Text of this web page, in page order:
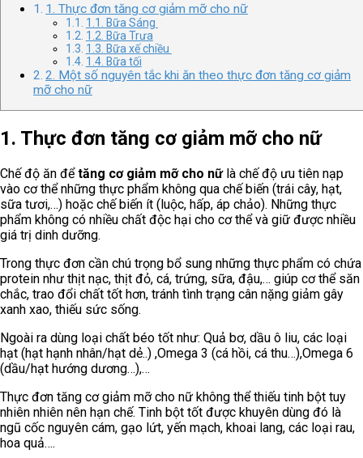
1. Thực đơn tăng cơ giảm mỡ cho nữ
1.1. Bữa Sáng
1.2. Bữa Trưa
1.3. Bữa xế chiều
1.4. Bữa tối
2. Một số nguyên tắc khi ăn theo thực đơn tăng cơ giảm
mỡ cho nữ
1. Thực đơn tăng cơ giảm mỡ cho nữ
Chế độ ăn đểtăng cơ giảm mỡ cho nữ là chế độ ưu tiên nạp
vào cơ thể những thực phẩm không qua chế biến (trái cây, hạt,
sữa tươi,…) hoặc chế biến ít (luộc, hấp, áp chảo). Những thực
phẩm không có nhiều chất độc hại cho cơ thể và giữ được nhiều
giá trị dinh dưỡng.
Trong thực đơn cần chú trọng bổ sung những thực phẩm có chứa
protein như thịt nạc, thịt đỏ, cá, trứng, sữa, đậu,… giúp cơ thể săn
chắc, trao đổi chất tốt hơn, tránh tình trạng cân nặng giảm gây
xanh xao, thiếu sức sống.
Ngoài ra dùng loại chất béo tốt như: Quả bơ, dầu ô liu, các loại
hạt (hạt hạnh nhân/hạt dẻ..) ,Omega 3 (cá hồi, cá thu…),Omega 6
(dầu/hạt hướng dương…),…
Thực đơn tăng cơ giảm mỡ cho nữ không thể thiếu tinh bột tuy
nhiên nhiên nên hạn chế. Tinh bột tốt được khuyên dùng đó là
ngũ cốc nguyên cám, gạo lứt, yến mạch, khoai lang, các loại rau,
hoa quả….